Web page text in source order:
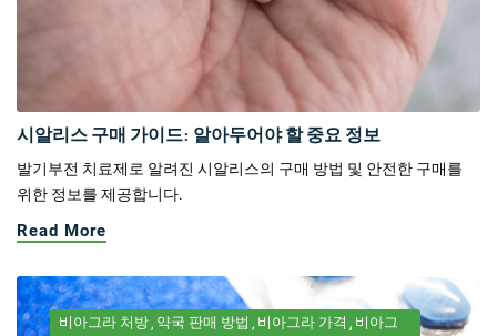
시알리스 구매 가이드: 알아두어야 할 중요 정보
발기부전 치료제로 알려진 시알리스의 구매 방법 및 안전한 구매를
위한 정보를 제공합니다.
Read More
비아그라 처방 약국 판매 방법 비아그라 가격
비아그